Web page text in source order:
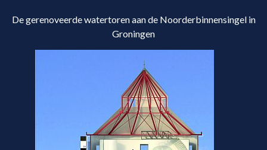
De gerenoveerde watertoren aan de Noorderbinnensingel in
Groningen